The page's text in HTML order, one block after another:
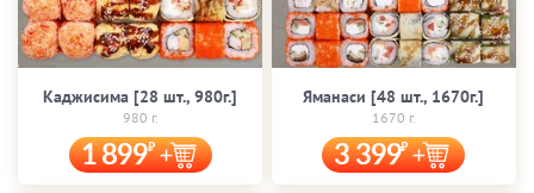
Каджисима [28 шт., 980г.]
980 г.
1 899
Яманаси [48 шт., 1670г.]
1670 г.
3 399